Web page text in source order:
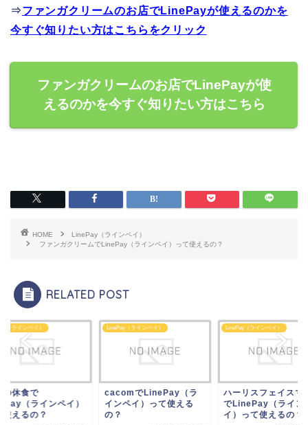
⇒ファンガクリームのお店でLinePayが使えるのかを
今すぐ知りたい方はこちらをクリック
ファンガクリームのお店でLinePayが使
えるのかを今すぐ知りたい方はこちら
HOME
LinePay（ラインペイ）
ファンガクリームでLinePay（ラインペイ）って使えるの？
RELATED POST
（ラインペイ）
でLinePay（ラ
ペイ）って使える
LinePay（ラインペイ）
ハーリスフェイスマスク
でLinePay（ラインペ
イ）って使えるの？
LinePay（ラインペイ）
ママの休食で
LinePay（ラインペ
って使えるの？